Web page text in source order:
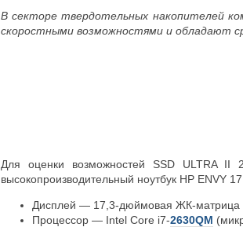
В секторе твердотельных накопителей
скоростными возможностями и обладают
Для оценки возможностей SSD ULTRA II
высокопроизводительный ноутбук HP ENVY
Дисплей — 17,3-дюймовая ЖК-матрица
Процессор — Intel Core i7-2630QM